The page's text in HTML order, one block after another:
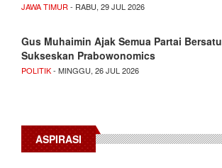
JAWA TIMUR - RABU, 29 JUL 2026
Gus Muhaimin Ajak Semua Partai Bersatu
Sukseskan Prabowonomics
POLITIK- MINGGU, 26 JUL 2026
ASPIRASI